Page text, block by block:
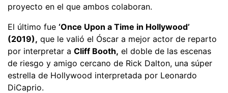
proyecto en el que ambos colaboran.
El último fue ‘Once Upon a Time in Hollywood’
(2019), que le valió el Óscar a mejor actor de reparto
por interpretar a Cliff Booth, el doble de las escenas
de riesgo y amigo cercano de Rick Dalton, una súper
estrella de Hollywood interpretada por Leonardo
DiCaprio.